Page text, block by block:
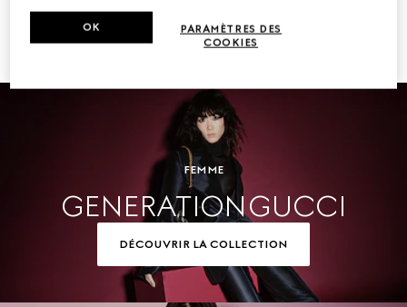
ACHETER
FEMME
GENERATION GUCCI
DÉCOUVRIR LA COLLECTION
PARAMÈTRES DES
COOKIES
OK